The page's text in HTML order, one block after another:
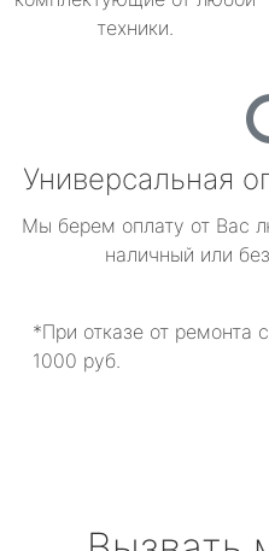
техники.
Универсальная
Мы берем оплату от Вас
наличный или
*При отказе от ремонта
1000 руб.